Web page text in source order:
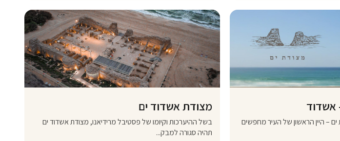
אשדוד
ים – היין הראשון של העיר מחפשים
מצודת אשדוד ים
בשל ההיערכות וקיומו של פסטיבל מרידיאנו, מצודת אשדוד ים
תהיה סגורה למבק...